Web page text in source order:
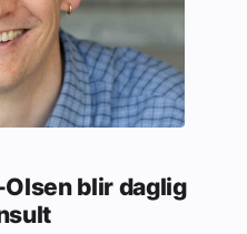
blir daglig